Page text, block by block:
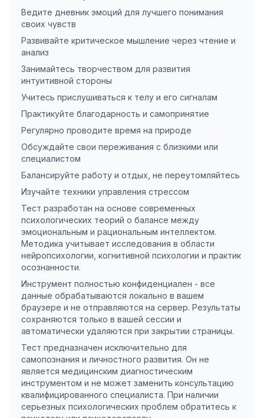
Ведите дневник эмоций для лучшего понимания
своих чувств
Развивайте критическое мышление через чтение и
анализ
Занимайтесь творчеством для развития
интуитивной стороны
Учитесь прислушиваться к телу и его сигналам
Практикуйте благодарность и самопринятие
Регулярно проводите время на природе
Обсуждайте свои переживания с близкими или
специалистом
Балансируйте работу и отдых, не переутомляйтесь
Изучайте техники управления стрессом
Тест разработан на основе современных
психологических теорий о балансе между
эмоциональным и рациональным интеллектом.
Методика учитывает исследования в области
нейропсихологии, когнитивной психологии и практик
осознанности.
Инструмент полностью конфиденциален - все
данные обрабатываются локально в вашем
браузере и не отправляются на сервер. Результаты
сохраняются только в вашей сессии и
автоматически удаляются при закрытии страницы.
Тест предназначен исключительно для
самопознания и личностного развития. Он не
является медицинским диагностическим
инструментом и не может заменить консультацию
квалифицированного специалиста. При наличии
серьезных психологических проблем обратитесь к